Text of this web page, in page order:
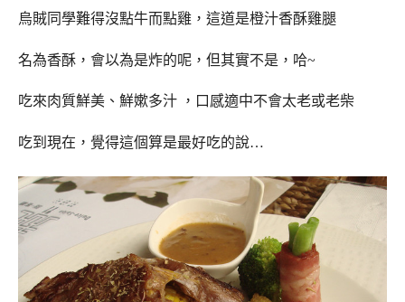
烏賊同學難得沒點牛而點雞，這道是橙汁香酥雞腿
名為香酥，會以為是炸的呢，但其實不是，哈~
吃來肉質鮮美、鮮嫰多汁 ，口感適中不會太老或老柴
吃到現在，覺得這個算是最好吃的說…